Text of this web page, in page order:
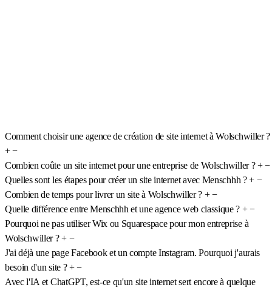
Comment choisir une agence de création de site internet à Wolschwiller ?
+ −
Combien coûte un site internet pour une entreprise de Wolschwiller ? + −
Quelles sont les étapes pour créer un site internet avec Menschhh ? + −
Combien de temps pour livrer un site à Wolschwiller ? + −
Quelle différence entre Menschhh et une agence web classique ? + −
Pourquoi ne pas utiliser Wix ou Squarespace pour mon entreprise à
Wolschwiller ? + −
J'ai déjà une page Facebook et un compte Instagram. Pourquoi j'aurais
besoin d'un site ? + −
Avec l'IA et ChatGPT, est-ce qu'un site internet sert encore à quelque